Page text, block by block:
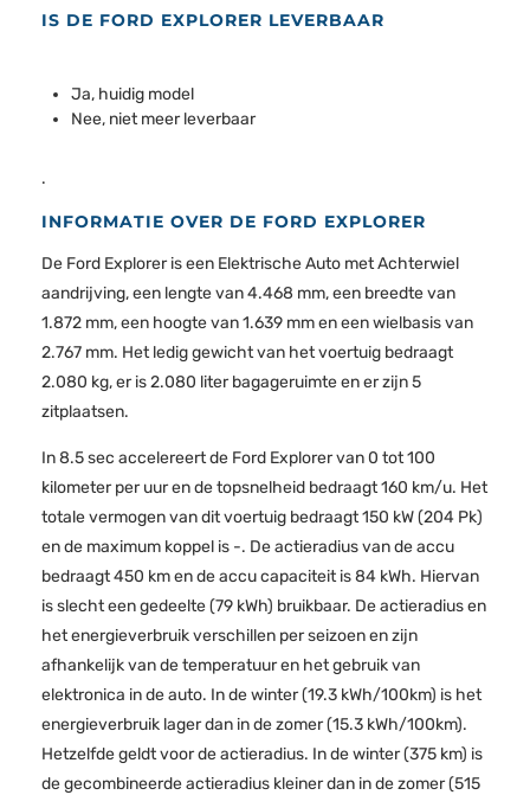
IS DE FORD EXPLORER LEVERBAAR
Ja, huidig model
Nee, niet meer leverbaar
.
INFORMATIE OVER DE FORD EXPLORER
De Ford Explorer is een Elektrische Auto met Achterwiel
aandrijving, een lengte van 4.468 mm, een breedte van
1.872 mm, een hoogte van 1.639 mm en een wielbasis van
2.767 mm. Het ledig gewicht van het voertuig bedraagt
2.080 kg, er is 2.080 liter bagageruimte en er zijn 5
zitplaatsen.
In 8.5 sec accelereert de Ford Explorer van 0 tot 100
kilometer per uur en de topsnelheid bedraagt 160 km/u. Het
totale vermogen van dit voertuig bedraagt 150 kW (204 Pk)
en de maximum koppel is -. De actieradius van de accu
bedraagt 450 km en de accu capaciteit is 84 kWh. Hiervan
is slecht een gedeelte (79 kWh) bruikbaar. De actieradius en
het energieverbruik verschillen per seizoen en zijn
afhankelijk van de temperatuur en het gebruik van
elektronica in de auto. In de winter (19.3 kWh/100km) is het
energieverbruik lager dan in de zomer (15.3 kWh/100km).
Hetzelfde geldt voor de actieradius. In de winter (375 km) is
de gecombineerde actieradius kleiner dan in de zomer (515